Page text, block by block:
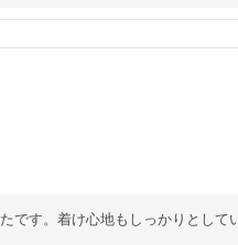
です。着け心地もしっかりとし